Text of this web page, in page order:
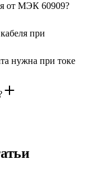
от МЭК 60909?
при
нужна при токе